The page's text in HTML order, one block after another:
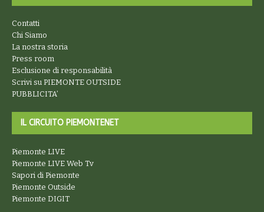
Contatti
Chi Siamo
La nostra storia
Press room
Esclusione di responsabilità
Scrivi su PIEMONTE OUTSIDE
PUBBLICITA’
IL CIRCUITO PIEMONTENET
Piemonte LIVE
Piemonte LIVE Web Tv
Sapori di Piemonte
Piemonte Outside
Piemonte DIGIT